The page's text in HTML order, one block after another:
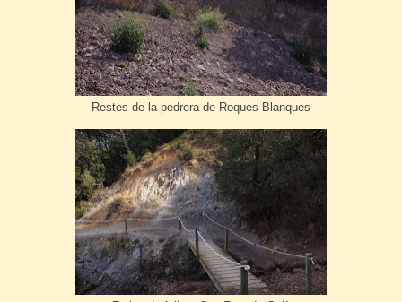
Restes de la pedrera de Roques Blanques